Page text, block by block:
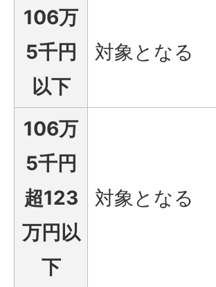
106万
5千円
以下
対象となる
106万
5千円
超123
万円以
下
対象となる